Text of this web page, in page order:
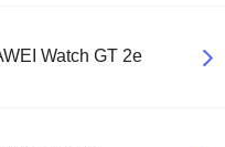
Watch GT 2e